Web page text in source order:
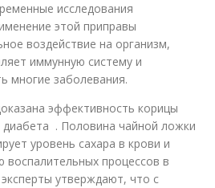
исследования
этой приправы
воздействие на организм,
иммунную систему и
многие заболевания.
эффективность корицы
диабета . Половина чайной ложки
уровень сахара в крови и
воспалительных процессов в
утверждают, что с